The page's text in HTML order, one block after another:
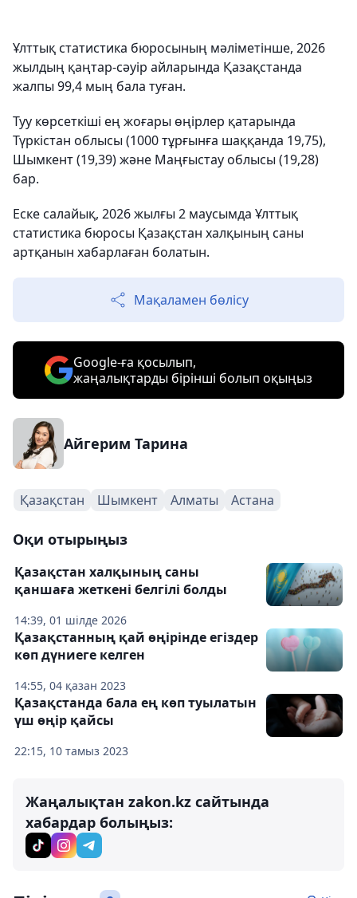
Ұлттық статистика бюросының мәліметінше, 2026
жылдың қаңтар-сәуір айларында Қазақстанда
жалпы 99,4 мың бала туған.
Туу көрсеткіші ең жоғары өңірлер қатарында
Түркістан облысы (1000 тұрғынға шаққанда 19,75),
Шымкент (19,39) және Маңғыстау облысы (19,28)
бар.
Еске салайық, 2026 жылғы 2 маусымда Ұлттық
статистика бюросы Қазақстан халқының саны
артқанын хабарлаған болатын.
Мақаламен бөлісу
Google-ға қосылып,
жаңалықтарды бірінші болып оқыңыз
Айгерим Тарина
Қазақстан Шымкент Алматы Астана
Оқи отырыңыз
14:39, 01 шілде 2026
Қазақстан халқының саны
қаншаға жеткені белгілі болды
14:55, 04 қазан 2023
Қазақстанның қай өңірінде егіздер
көп дүниеге келген
22:15, 10 тамыз 2023
Қазақстанда бала ең көп туылатын
үш өңір қайсы
Жаңалықтан zakon.kz сайтында
хабардар болыңыз: